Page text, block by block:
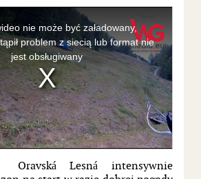
nie może być załadowany,
problem z siecią lub format nie
jest obsługiwany
Oravská Lesná intensywnie